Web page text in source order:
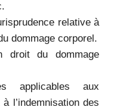
relative à
dommage corporel.
droit du dommage
applicables aux
l’indemnisation des